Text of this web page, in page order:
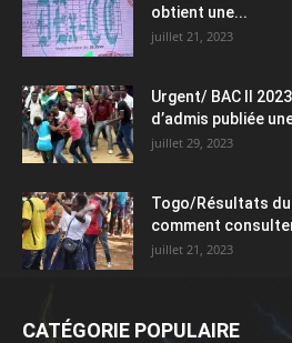
obtient une...
juillet 21, 2023
Urgent/ BAC II
d’admis publiée
juillet 29, 2023
Togo/Résultats du
comment
juillet 21, 2023
CATÉGORIE POPULAIRE